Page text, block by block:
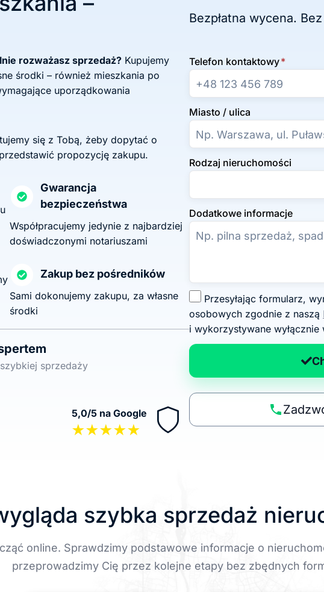
rozważasz sprzedaż? Kupujemy
środki – również mieszkania po
uporządkowania
się z Tobą, żeby dopytać o
propozycję zakupu.
Gwarancja
bezpieczeństwa
Współpracujemy jedynie z najbardziej
doświadczonymi notariuszami
Zakup bez pośredników
Sami dokonujemy zakupu, za własne
środki
sprzedaży
5,0/5 na Google
★★★★★
Bezpłatna wycena.
Telefon kontaktowy*
Miasto / ulica
Rodzaj nieruchomości
Dodatkowe informacje
g
o
d
n
p
o
osobowych zgodnie z naszą
i wykorzystywane
szybka sprzedaż
online. Sprawdzimy podstawowe informacje o
przeprowadzimy Cię przez kolejne etapy bez zbędnych